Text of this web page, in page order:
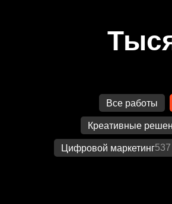
Все работы
Креативные
Цифровой маркетинг537